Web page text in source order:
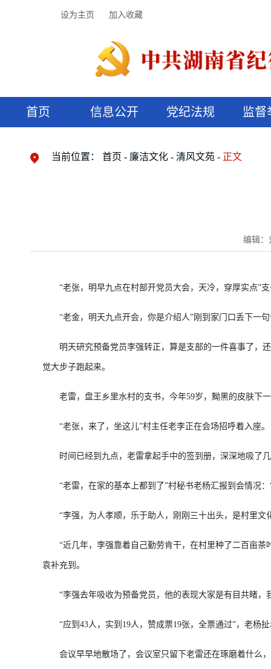
设为主页 加入收藏
首页 信息公开 党纪法规 监督
当前位置： 首页 廉洁文化 清风文苑 正文
编辑：
“老张，明早九点在村部开党员大会，天冷，穿厚实点”支
“老金，明天九点开会，你是介绍人”刚到家门口丢下一句
明天研究预备党员李强转正，算是支部的一件喜事了，还
觉大步子跑起来。
老雷，盘王乡里水村的支书，今年59岁，黝黑的皮肤下一
“老张，来了，坐这儿”村主任老李正在会场招呼着入座。
时间已经到九点，老雷拿起手中的签到册，深深地吸了几
“老雷，在家的基本上都到了”村秘书老杨汇报到会情况：
“李强，为人孝顺，乐于助人，刚刚三十出头，是村里文
“近几年，李强靠着自己勤劳肯干，在村里种了二百亩茶
袁补充到。
“李强去年吸收为预备党员，他的表现大家是有目共睹，
“应到43人，实到19人，赞成票19张，全票通过”，老杨
会议早早地散场了，会议室只留下老雷还在琢磨着什么，